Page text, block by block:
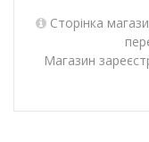
Сторінка
Магазин